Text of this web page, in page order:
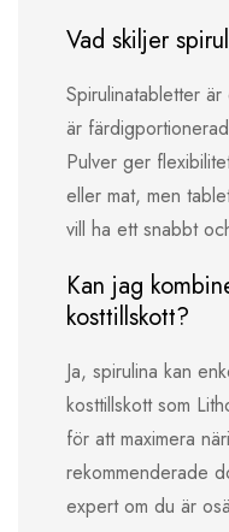
Vad skiljer
Spirulinatabletter
är
Pulver ger
eller mat, men
vill ha ett snabbt
Kan jag
kosttillskott?
Ja, spirulina kan
kosttillskott som
för att maximera
rekommenderade
expert om du är